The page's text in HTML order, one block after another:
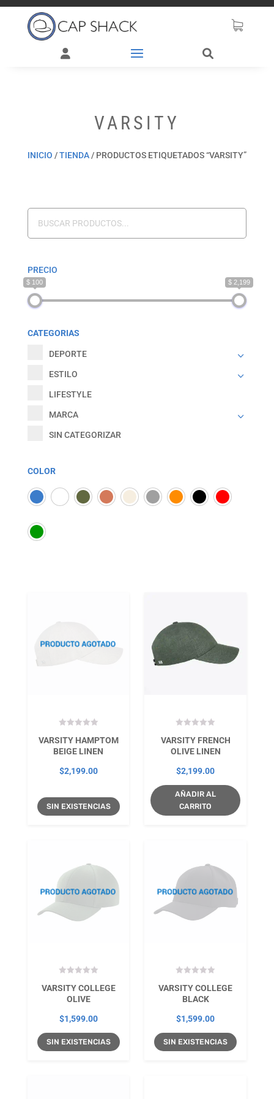
VARSITY
INICIO /TIENDA/ PRODUCTOS ETIQUETADOS “VARSITY”
PRECIO
$ 100 $ 2,199
CATEGORIAS
DEPORTE
ESTILO
LIFESTYLE
MARCA
SIN CATEGORIZAR
COLOR
VARSITY HAMPTOM
BEIGE LINEN
$2,199.00
SIN EXISTENCIAS
VARSITY FRENCH
OLIVE LINEN
$2,199.00
AÑADIR AL
CARRITO
VARSITY COLLEGE
OLIVE
$1,599.00
SIN EXISTENCIAS
VARSITY COLLEGE
BLACK
$1,599.00
SIN EXISTENCIAS